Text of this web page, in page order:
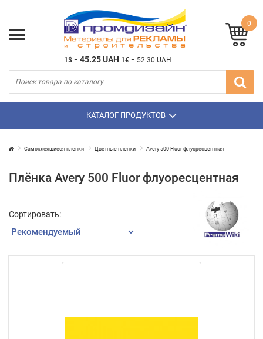
1$ = 45.25 UAH 1€ = 52.30 UAH
0
КАТАЛОГ ПРОДУКТОВ
Самоклеящиеся плёнки Цветные плёнки Avery 500 Fluor флуоресцентная
Плёнка Avery 500 Fluor флуоресцентная
Сортировать: